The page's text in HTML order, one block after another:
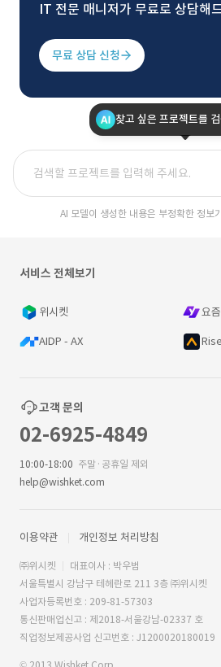
IT 전문 매니저가 무료로 상담해
무료 상담 신청
찾고 싶은 프로젝트를
AI 모델이 생성한 내용은 부정확한 정보
서비스 전체보기
위시켓 요
AIDP - AX
고객 문의
02-6925-4849
10:00-18:00 주말·공휴일 제외
help@wishket.com
이용약관 개인정보 처리방침
㈜위시켓
대표이사 : 박우범
서울특별시 강남구 테헤란로 211 3층 ㈜위시켓
사업자등록번호 : 209-81-57303
통신판매업신고 : 제2018-서울강남-02337 호
직업정보제공사업 신고번호 : J1200020180019